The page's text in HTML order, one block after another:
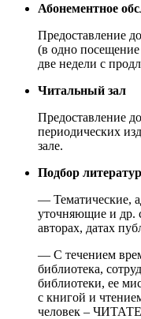
Абонементное
Предоставление
(в одно
две недели с
Читальный зал
Предоставление
периодических
зале.
Подбор
— Тематические,
уточняющие и др.
авторах, датах
— С течением
библиотека,
библиотеки, ее
с книгой и
человек –